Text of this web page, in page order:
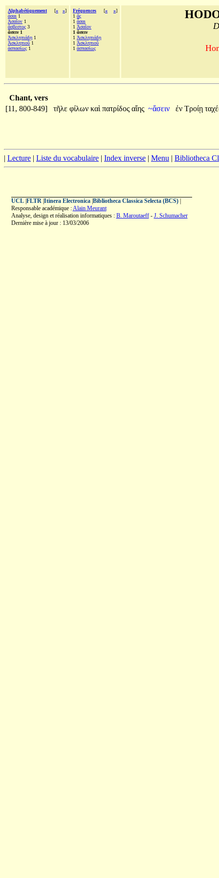
Alphabétiquement [« »]
ἆσαι 1
Ἀσαῖον 1
ἄσβεστος 3
ἄσειν 1
Ἀσκληπιάδῃ 1
Ἀσκληπιοῦ 1
ἀσπασίως 1
Fréquences [« »]
1 ἃς
1 ἆσαι
1 Ἀσαῖον
1 ἄσειν
1 Ἀσκληπιάδῃ
1 Ἀσκληπιοῦ
1 ἀσπασίως
Chant, vers
[11, 800-849]
τῆλε φίλων καὶ πατρίδος αἴης ~ἄσειν ἐν Τροίῃ
| Lecture | Liste du vocabulaire | Index inverse | Menu | Bibliotheca
UCL| FLTR| Itinera Electronica| Bibliotheca Classica Selecta (BCS)|
Responsable académique :Alain Meurant
Analyse, design et réalisation informatiques : B. Maroutaeff- J. Schumacher
Dernière mise à jour : 13/03/2006